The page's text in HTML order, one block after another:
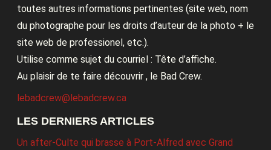
toutes autres informations pertinentes (site web, nom
du photographe pour les droits d’auteur de la photo + le
site web de professionel, etc.).
Utilise comme sujet du courriel : Tête d’affiche.
Au plaisir de te faire découvrir , le Bad Crew.
lebadcrew@lebadcrew.ca
LES DERNIERS ARTICLES
Un after-Culte qui brasse à Port-Alfred avec Grand